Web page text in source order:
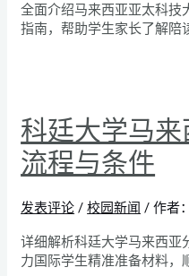
全面介绍马来西亚亚太科技
指南，帮助学生家长了解陪
科廷大学马
流程与条件
发表评论 /校园新闻 / 作者：
详细解析科廷大学马来西亚
力国际学生精准准备材料，